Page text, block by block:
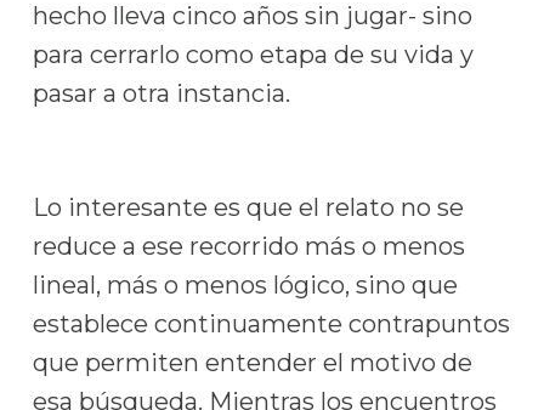
hecho lleva cinco años sin jugar- sino
para cerrarlo como etapa de su vida y
pasar a otra instancia.
Lo interesante es que el relato no se
reduce a ese recorrido más o menos
lineal, más o menos lógico, sino que
establece continuamente contrapuntos
que permiten entender el motivo de
esa búsqueda. Mientras los encuentros